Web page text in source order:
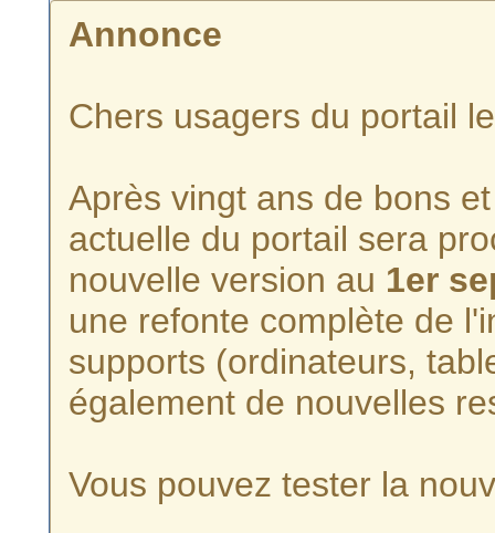
Annonce
Chers usagers du portail
Après vingt ans de bons
actuelle du portail sera
nouvelle version au 1er
une refonte complète de
supports (ordinateurs,
également de nouvelles
Vous pouvez tester la